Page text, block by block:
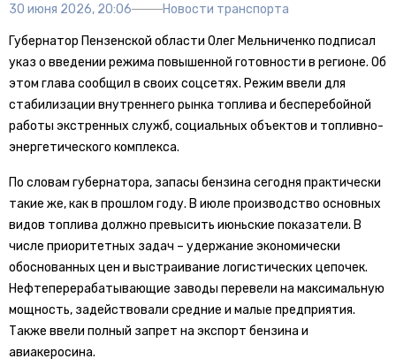
30 июня 2026, 20:06 Новости транспорта
Губернатор Пензенской области Олег Мельниченко подписал
указ о введении режима повышенной готовности в регионе. Об
этом глава сообщил в своих соцсетях. Режим ввели для
стабилизации внутреннего рынка топлива и бесперебойной
работы экстренных служб, социальных объектов и топливно-
энергетического комплекса.
По словам губернатора, запасы бензина сегодня практически
такие же, как в прошлом году. В июле производство основных
видов топлива должно превысить июньские показатели. В
числе приоритетных задач – удержание экономически
обоснованных цен и выстраивание логистических цепочек.
Нефтеперерабатывающие заводы перевели на максимальную
мощность, задействовали средние и малые предприятия.
Также ввели полный запрет на экспорт бензина и
авиакеросина.